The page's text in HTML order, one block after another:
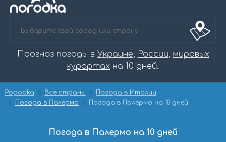
Прогноз погоды в Украине, России, мировых
курортах на 10 дней.
Pogodka Все страны
Погода в Италии
Погода в Палермо
Погода в Палермо на 10 дней
Погода в Палермо на 10 дней